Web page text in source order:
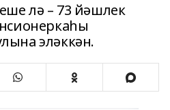
лә – 73 йәшлек
эләккән.